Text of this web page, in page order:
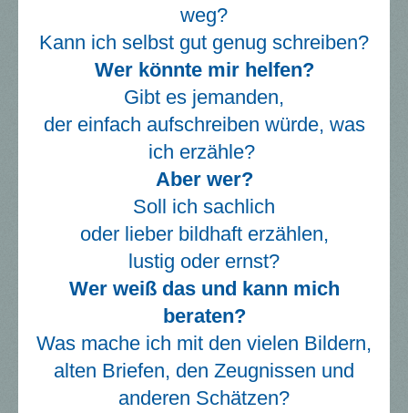
weg?
Kann ich selbst gut genug schreiben?
Wer könnte mir helfen?
Gibt es jemanden,
der einfach aufschreiben würde, was
ich erzähle?
Aber wer?
Soll ich sachlich
oder lieber bildhaft erzählen,
lustig oder ernst?
Wer weiß das und kann mich
beraten?
Was mache ich mit den vielen Bildern,
alten Briefen, den Zeugnissen und
anderen Schätzen?